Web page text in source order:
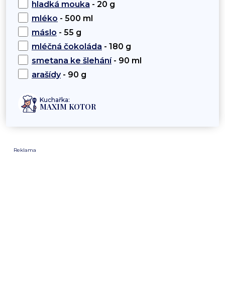
hladká mouka - 20 g
mléko - 500 ml
máslo - 55 g
mléčná čokoláda - 180 g
smetana ke šlehání- 90 ml
arašídy- 90 g
Kuchařka:
MAXIM KOTOR
Reklama